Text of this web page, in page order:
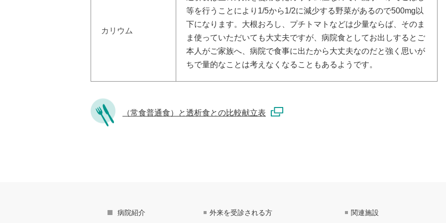
カリウム
等を行うことにより1/5から1/2に減少する野菜があるので500mg以
下になります。大根おろし、プチトマトなどは少量ならば、そのま
ま使っていただいても大丈夫ですが、病院食としてお出しするとご
本人がご家族へ、病院で食事に出たから大丈夫なのだと強く思いが
ちで量的なことは考えなくなることもあるようです。
（常食普通食）と透析食との比較献立表
病院紹介 外来を受診される方 関連施設